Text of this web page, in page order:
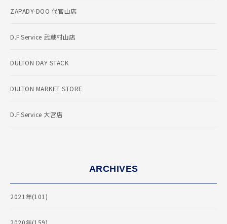
ZAPADY-DOO 代官山店
D.F.Service 武蔵村山店
DULTON DAY STACK
DULTON MARKET STORE
D.F.Service 大宮店
ARCHIVES
2021年(101)
2020年(159)